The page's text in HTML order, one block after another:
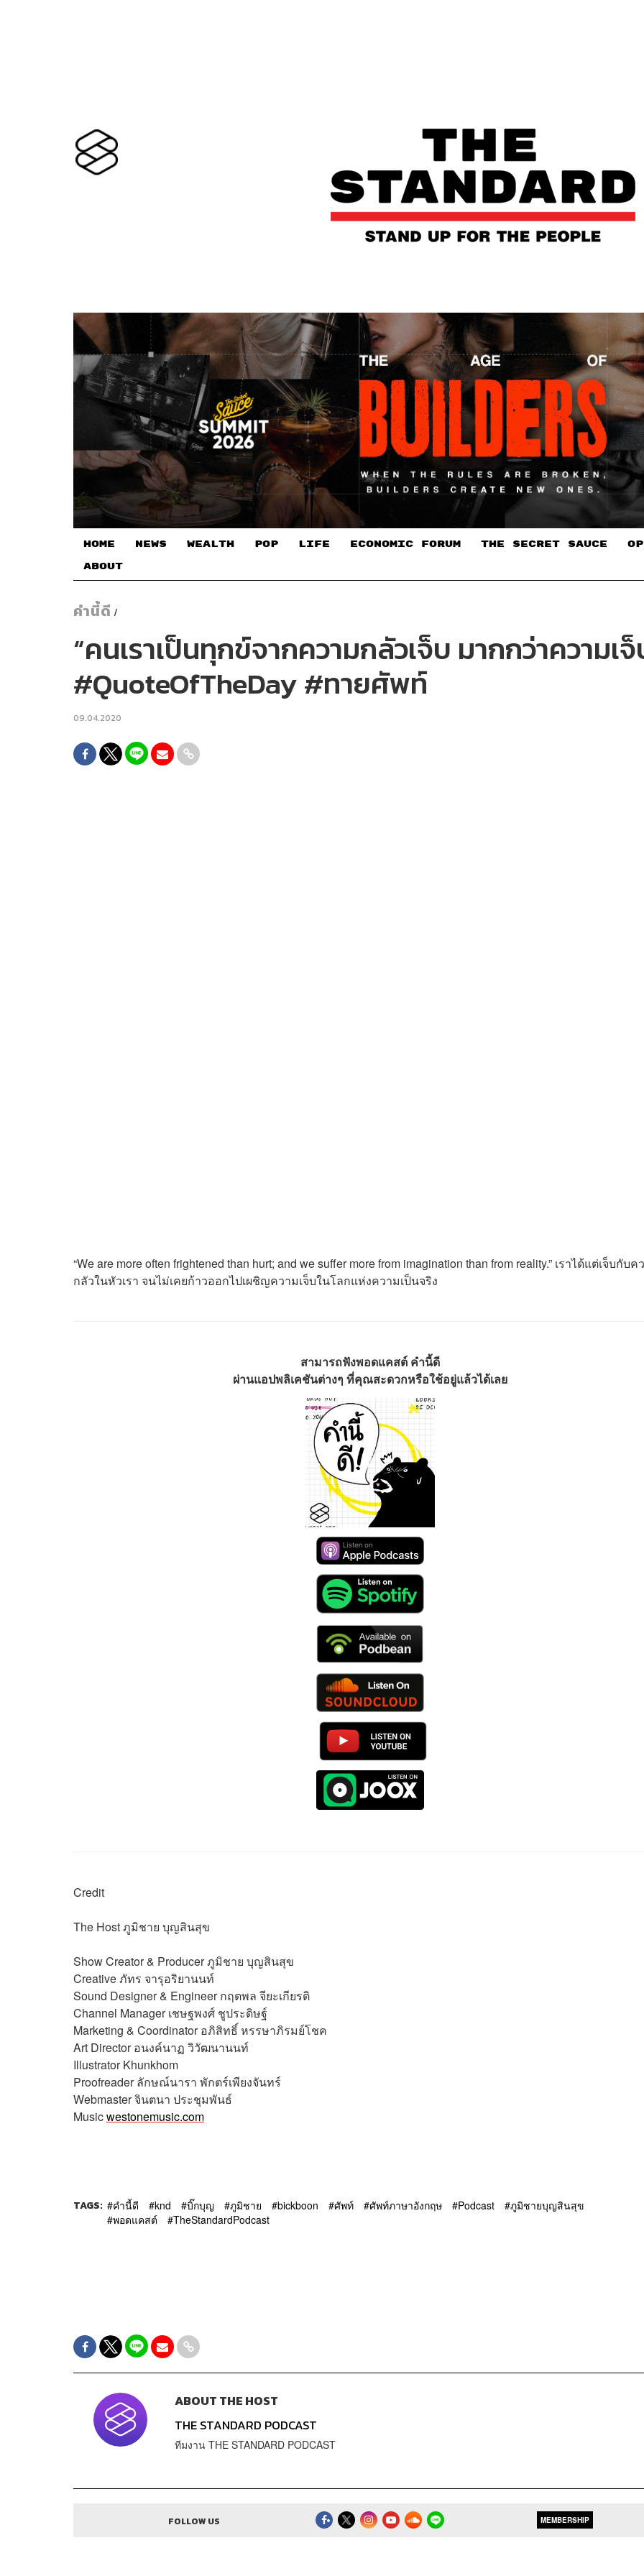
HOME NEWS WEALTH POP LIFE ECONOMIC FORUM THE SECRET SAUCE​
ABOUT
คำนี้ดี /
“คนเราเป็นทุกข์จากความกลัวเจ็บ มากกว่าความเ
#QuoteOfTheDay #ทายศัพท์
09.04.2020
“We are more often frightened than hurt; and we suffer more from imagination than from reality.” เราได้แต่เจ็บกับค
กลัวในหัวเรา จนไม่เคยก้าวออกไปเผชิญความเจ็บในโลกแห่งความเป็นจริง
สามารถฟังพอดแคสต์ คำนี้ดี
ผ่านแอปพลิเคชันต่างๆ ที่คุณสะดวกหรือใช้อยู่แล้วได้เลย
Credit
The Hostภูมิชาย บุญสินสุข
Show Creator & Producerภูมิชาย บุญสินสุข
Creativeภัทร จารุอริยานนท์
Sound Designer & Engineerกฤตพล จียะเกียรติ
Channel Managerเชษฐพงศ์ ชูประดิษฐ์
Marketing & Coordinatorอภิสิทธิ์​ หรรษาภิรมย์โชค
Art Directorอนงค์นาฏ วิวัฒนานนท์
IllustratorKhunkhom
Proofreaderลักษณ์นารา พักตร์เพียงจันทร์
Webmasterจินตนา ประชุมพันธ์
Musicwestonemusic.com
TAGS: คำนี้ดี knd บิ๊กบุญ ภูมิชาย bickboon ศัพท์ ศัพท์ภาษาอังกฤษ Podcast
ภูมิชายบุญสินสุข
พอดแคสต์
TheStandardPodcast
ABOUT THE HOST
THE STANDARD PODCAST
ทีมงาน THE STANDARD PODCAST
FOLLOW US MEMBERSHIP